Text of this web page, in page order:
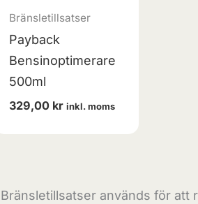
Bränsletillsatser
Payback
Bensinoptimerare
500ml
329,00 kr inkl. moms
Bränsletillsatser används för att